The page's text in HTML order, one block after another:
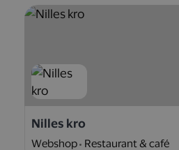
Nilles kro
Webshop Restaurant & café